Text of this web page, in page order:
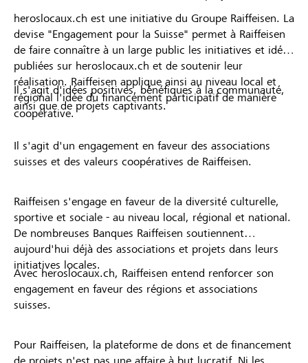
heroslocaux.ch est une initiative du Groupe Raiffeisen. La
devise "Engagement pour la Suisse" permet à Raiffeisen
de faire connaître à un large public les initiatives et idées
publiées sur heroslocaux.ch et de soutenir leur
réalisation. Raiffeisen applique ainsi au niveau local et
régional l'idée du financement participatif de manière
coopérative.
Il s'agit d'idées positives, bénéfiques à la communauté,
ainsi que de projets captivants.
Il s'agit d'un engagement en faveur des associations
suisses et des valeurs coopératives de Raiffeisen.
Raiffeisen s'engage en faveur de la diversité culturelle,
sportive et sociale - au niveau local, régional et national.
De nombreuses Banques Raiffeisen soutiennent
aujourd'hui déjà des associations et projets dans leurs
initiatives locales.
Avec heroslocaux.ch, Raiffeisen entend renforcer son
engagement en faveur des régions et associations
suisses.
Pour Raiffeisen, la plateforme de dons et de financement